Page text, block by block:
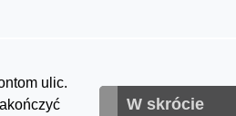
W skrócie
ulic.